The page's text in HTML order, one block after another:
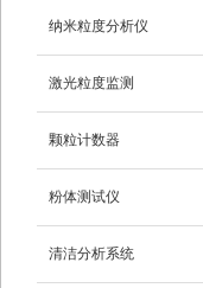
纳米粒度分析仪
激光粒度监测
颗粒计数器
粉体测试仪
清洁分析系统